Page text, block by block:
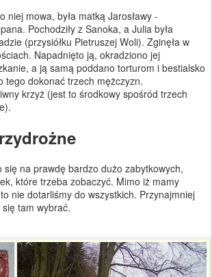
niej mowa, była matką Jarosławy -
Pochodziły z Sanoka, a Julia była
(przysiółku Pietruszej Woli). Zginęła w
Napadnięto ją, okradziono jej
a ją samą poddano torturom i bestialsko
tego dokonać trzech mężczyzn.
krzyż (jest to środkowy spośród trzech
się na prawdę bardzo dużo zabytkowych,
które trzeba zobaczyć. Mimo iż mamy
nie dotarliśmy do wszystkich. Przynajmniej
tam wybrać.